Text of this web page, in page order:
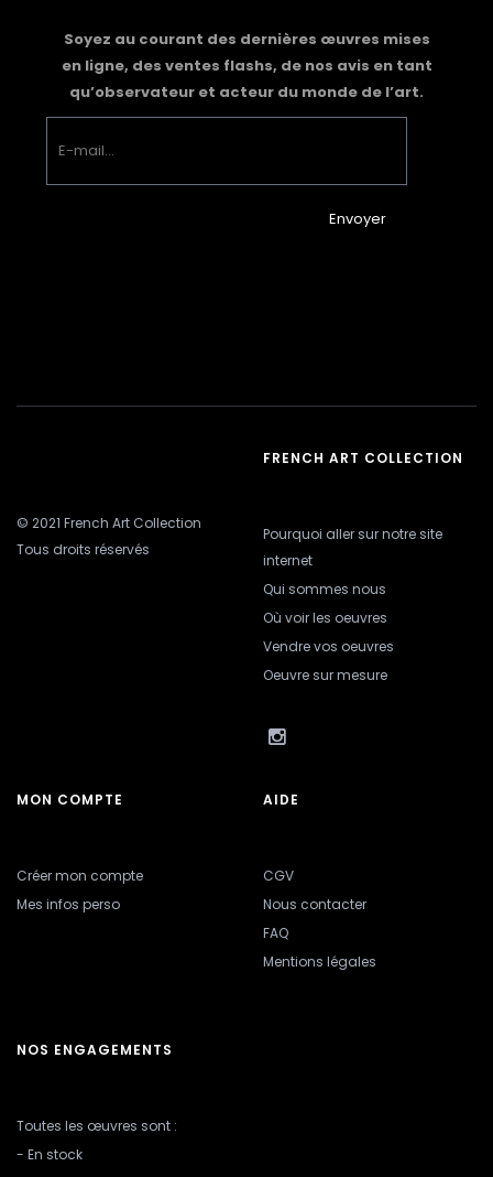
Soyez au courant des dernières œuvres mises
en ligne, des ventes flashs, de nos avis en tant
qu’observateur et acteur du monde de l’art.
Envoyer
© 2021 French Art Collection
Tous droits réservés
FRENCH ART COLLECTION
Pourquoi aller sur notre site
internet
Qui sommes nous
Où voir les oeuvres
Vendre vos oeuvres
Oeuvre sur mesure
MON COMPTE
Créer mon compte
Mes infos perso
AIDE
CGV
Nous contacter
FAQ
Mentions légales
NOS ENGAGEMENTS
Toutes les œuvres sont :
- En stock